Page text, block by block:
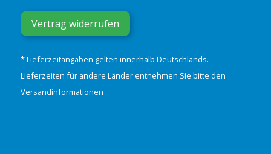
Vertrag widerrufen
* Lieferzeitangaben gelten innerhalb Deutschlands.
Lieferzeiten für andere Länder entnehmen Sie bitte den
Versandinformationen